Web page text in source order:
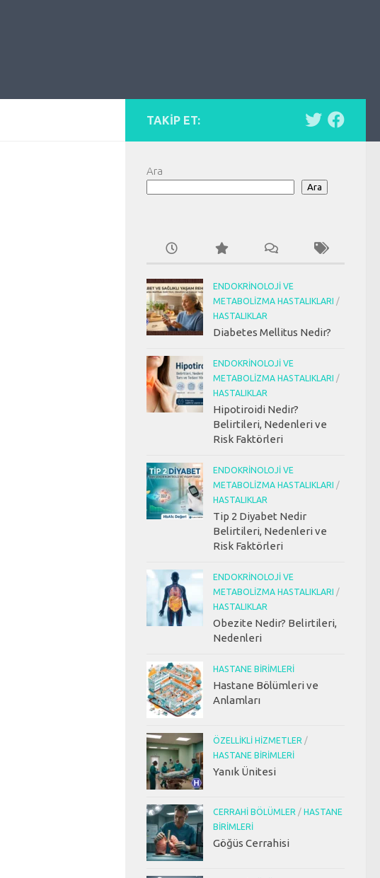
TAKIP ET:
Ara
Ara
ENDOKRINOLOJI VE
METABOLIZMA HASTALIKLARI /
HASTALIKLAR
Diabetes Mellitus Nedir?
ENDOKRINOLOJI VE
METABOLIZMA HASTALIKLARI /
HASTALIKLAR
Hipotiroidi Nedir?
Belirtileri, Nedenleri ve
Risk Faktörleri
ENDOKRINOLOJI VE
METABOLIZMA HASTALIKLARI /
HASTALIKLAR
Tip 2 Diyabet Nedir
Belirtileri, Nedenleri ve
Risk Faktörleri
ENDOKRINOLOJI VE
METABOLIZMA HASTALIKLARI /
HASTALIKLAR
Obezite Nedir? Belirtileri,
Nedenleri
HASTANE BIRIMLERI
Hastane Bölümleri ve
Anlamları
ÖZELLIKLI HIZMETLER /
HASTANE BIRIMLERI
Yanık Ünitesi
CERRAHI BÖLÜMLER / HASTANE
BIRIMLERI
Göğüs Cerrahisi